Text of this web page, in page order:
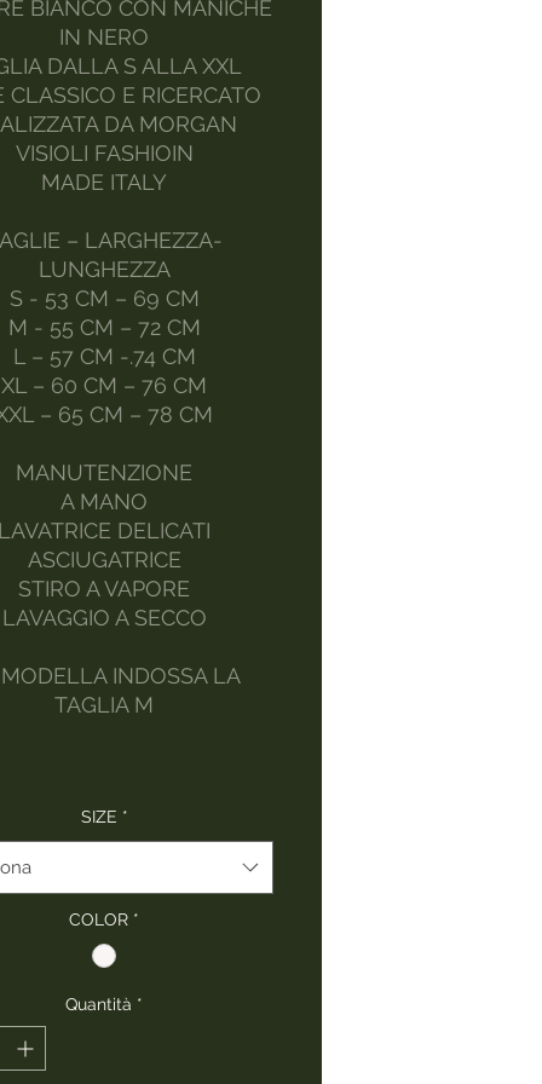
BIANCO CON MANICHE
IN NERO
DALLA S ALLA XXL
CLASSICO E RICERCATO
DA MORGAN
VISIOLI FASHIOIN
MADE ITALY
– LARGHEZZA-
LUNGHEZZA
S - 53 CM – 69 CM
M - 55 CM – 72 CM
L – 57 CM -.74 CM
XL – 60 CM – 76 CM
– 65 CM – 78 CM
MANUTENZIONE
A MANO
LAVATRICE DELICATI
ASCIUGATRICE
STIRO A VAPORE
LAVAGGIO A SECCO
INDOSSA LA
TAGLIA M
SIZE *
COLOR *
Quantità *